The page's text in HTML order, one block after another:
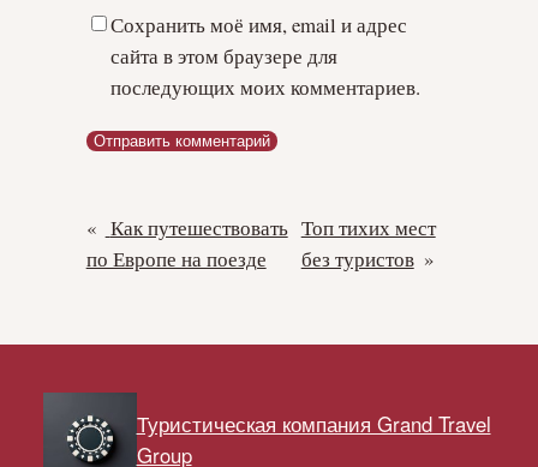
Сохранить моё имя, email и адрес
сайта в этом браузере для
последующих моих комментариев.
« Как путешествовать
по Европе на поезде
Топ тихих мест
без туристов »
Туристическая компания Grand Travel
Group